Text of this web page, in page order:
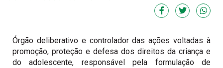
Órgão deliberativo e controlador das ações voltadas à
promoção, proteção e defesa dos direitos da criança e
do adolescente, responsável pela formulação de